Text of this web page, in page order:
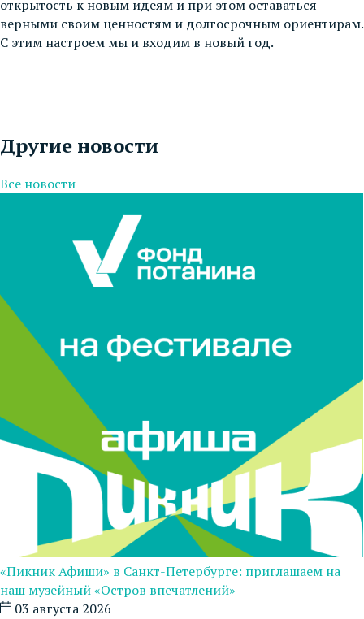
открытость к новым идеям и при этом оставаться
верными своим ценностям и долгосрочным ориентирам.
С этим настроем мы и входим в новый год.
Другие новости
Все новости
«Пикник Афиши» в Санкт-Петербурге: приглашаем на
наш музейный «Остров впечатлений»
03 августа 2026